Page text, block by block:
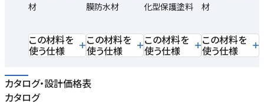
材
この材料を
使う仕様
膜防水材
この材料を
使う仕様
化型保護塗料
この材料を
使う仕様
材
この材料を
使う仕様
カタログ・設計価格表
カタログ